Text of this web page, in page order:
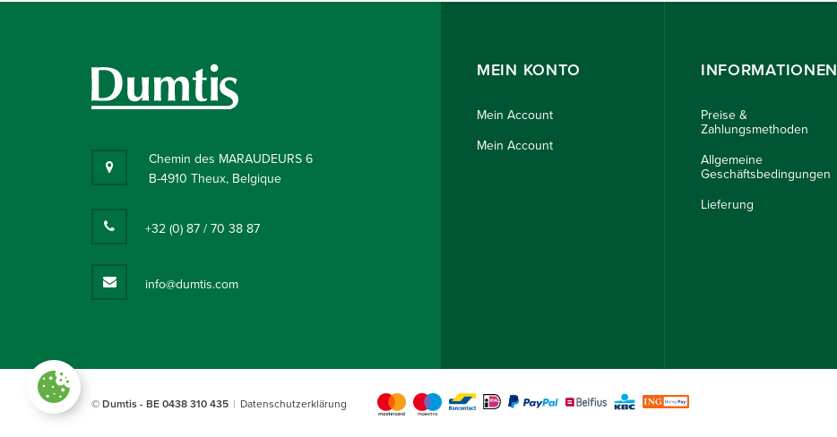
Chemin des MARAUDEURS 6
B-4910 Theux, Belgique
+32 (0) 87 / 70 38 87
info@dumtis.com
MEIN KONTO
Mein Account
Mein Account
INFORMATIONEN
Preise &
Zahlungsmethoden
Allgemeine
Geschäftsbedingungen
Lieferung
© Dumtis - BE 0438 310 435 Datenschutzerklärung
Paramètres des cookies